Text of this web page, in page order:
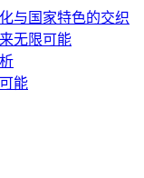
与国家特色的交织
无限可能
能